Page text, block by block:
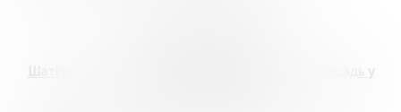
Шатёр, уличная площадка, ул. Пушкинская, 3 (площадь у